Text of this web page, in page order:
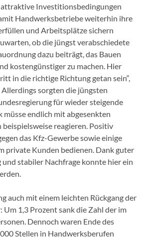
Investitionsbedingungen
Handwerksbetriebe weiterhin ihre
und Arbeitsplätze sichern
ob die jüngst verabschiedete
dazu beiträgt, das Bauen
kostengünstiger zu machen. Hier
in die richtige Richtung getan sein“,
sorgten die jüngsten
für wieder steigende
müsse endlich mit abgesenkten
reagieren. Positiv
das Kfz-Gewerbe sowie einige
private Kunden bedienen. Dank guter
stabiler Nachfrage konnte hier ein
auch mit einem leichten Rückgang der
Um 1,3 Prozent sank die Zahl der im
Dennoch waren Ende des
Stellen in Handwerksberufen